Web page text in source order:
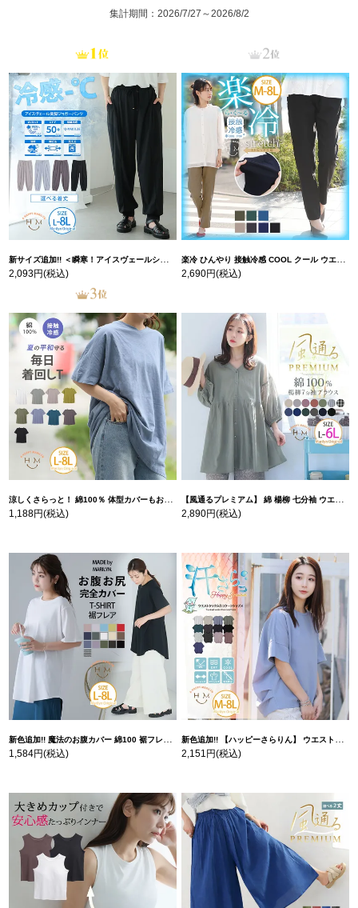
集計期間：2026/7/27～2026/8/2
新サイズ追加!! ＜瞬寒！アイスヴェールシリーズ＞ 美脚 ジョガーパンツ 【ウェストゴム】 【ストレッチ】 | 大きいサイズの通販ならハッピーマリリン
2,093円(税込)
楽冷 ひんやり 接触冷感 COOL クール ウエストゴム 楽ちん ストレッチ 美脚 レギパン 【ストレッチ】 | 大きいサイズの通販ならハッピーマリリン
2,690円(税込)
涼しくさらっと！ 綿100％ 体型カバーもお洒落も叶える 風合いコットン ゆるシルエット ドルマン | 大きいサイズの通販ならハッピーマリリン
1,188円(税込)
【風通るプレミアム】 綿 楊柳 七分袖 ウエストギャザー ブラウス | 大きいサイズの通販ならハッピーマリリン
2,890円(税込)
新色追加!! 魔法のお腹カバー 綿100 裾フレア Tシャツ | 大きいサイズの通販ならハッピーマリリン
1,584円(税込)
新色追加!! 【ハッピーさらりん】 ウエストタック入り スッキリ魅せ コクーントップス | 大きいサイズの通販ならハッピーマリリン
2,151円(税込)